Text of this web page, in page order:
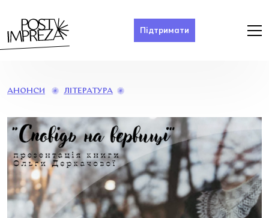
Підтримати
АНОНСИ ЛІТЕРАТУРА
ДЕРКАЧОВОЇ
“СПОВІДЬ
НА
ВЕРВИЦІ”